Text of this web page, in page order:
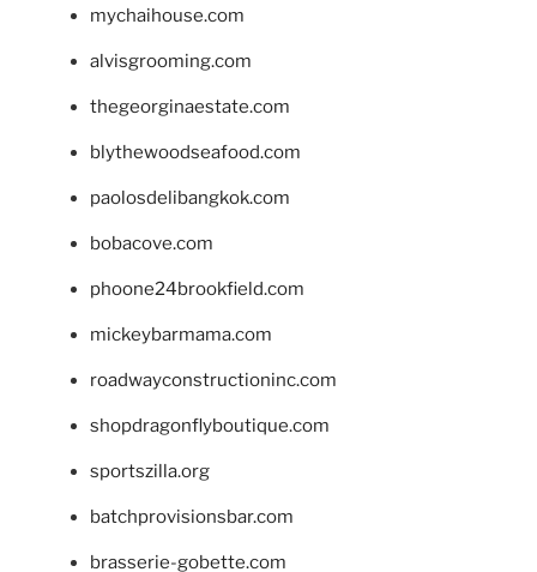
mychaihouse.com
alvisgrooming.com
thegeorginaestate.com
blythewoodseafood.com
paolosdelibangkok.com
bobacove.com
phoone24brookfield.com
mickeybarmama.com
roadwayconstructioninc.com
shopdragonflyboutique.com
sportszilla.org
batchprovisionsbar.com
brasserie-gobette.com